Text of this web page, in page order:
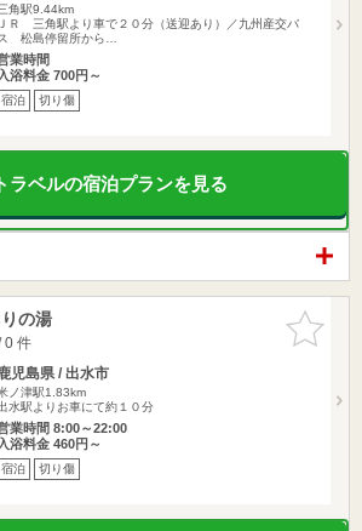
角駅9.44km
ＪＲ 三角駅より車で２０分（送迎あり）／九州産交バ
松島停留所から…
業時間
入浴料金 700円～
宿泊 切り傷
ラベルの宿泊プランを見る
お気に入
りに追加
の湯
件
児島県 / 出水市
ノ津駅1.83km
水駅よりお車にて約１０分
業時間 8:00～22:00
入浴料金 460円～
宿泊 切り傷